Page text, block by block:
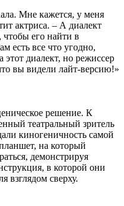
Мне кажется, у меня
актриса. – А диалект
чтобы его найти в
есть все что угодно,
этот диалект, но режиссер
вы видели лайт-версию!»
решение. К
театральный зритель
киногеничность самой
на который
демонстрируя
в которой они
взглядом сверху.